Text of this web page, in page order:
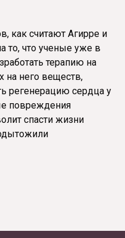
как считают Агирре и
то, что ученые уже в
терапию на
на него веществ,
регенерацию сердца у
повреждения
спасти жизни